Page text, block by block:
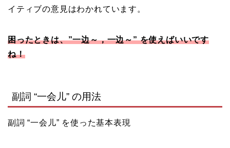
イティブの意見はわかれています。
困ったときは、”一边～，一边～” を使えばいいです
ね！
副詞 “一会儿” の用法
副詞 “一会儿” を使った基本表現